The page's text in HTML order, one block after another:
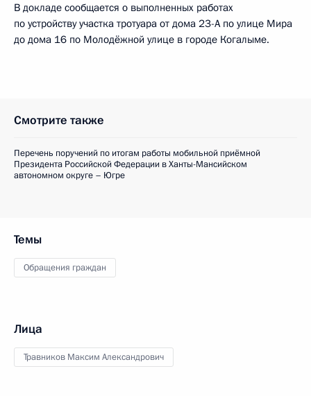
В докладе сообщается о выполненных работах
по устройству участка тротуара от дома 23-А по улице Мира
до дома 16 по Молодёжной улице в городе Когалыме.
Смотрите также
Перечень поручений по итогам работы мобильной приёмной
Президента Российской Федерации в Ханты-Мансийском
автономном округе – Югре
Темы
Обращения граждан
Лица
Травников Максим Александрович